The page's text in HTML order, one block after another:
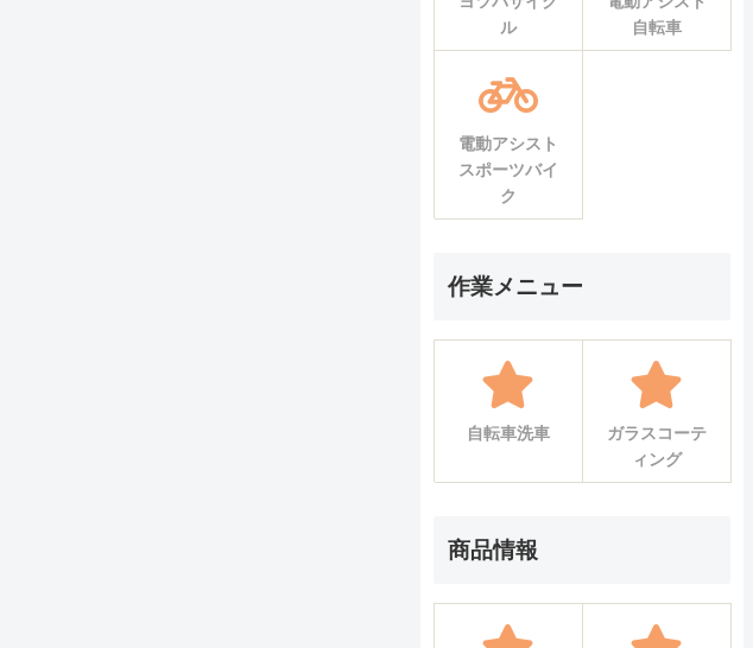
ル
自転車
電動アシスト
スポーツバイ
ク
作業メニュー
自転車洗車
ガラスコーテ
ィング
商品情報